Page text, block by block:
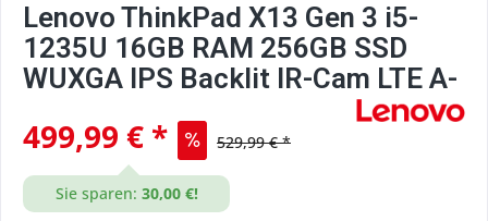
Lenovo ThinkPad X13 Gen 3 i5-
1235U 16GB RAM 256GB SSD
WUXGA IPS Backlit IR-Cam LTE A-
499,99 € * 529,99 € *
Sie sparen: 30,00 €!